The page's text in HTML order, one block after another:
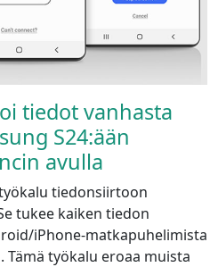
tiedot vanhasta
S24:ään
avulla
tiedonsiirtoon
tukee kaiken tiedon
iPhone-matkapuhelimista
Tämä työkalu eroaa muista